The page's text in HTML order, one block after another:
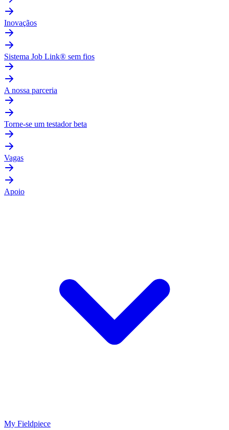
Inovaçãos
Sistema Job Link® sem fios
A nossa parceria
Torne-se um testador beta
Vagas
Apoio
My Fieldpiece